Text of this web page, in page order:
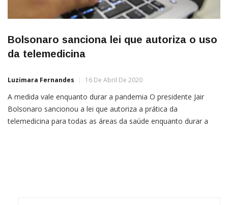
Bolsonaro sanciona lei que autoriza o uso
da telemedicina
Luzimara Fernandes 16 De Abril De 2020
A medida vale enquanto durar a pandemia O presidente Jair
Bolsonaro sancionou a lei que autoriza a prática da
telemedicina para todas as áreas da saúde enquanto durar a